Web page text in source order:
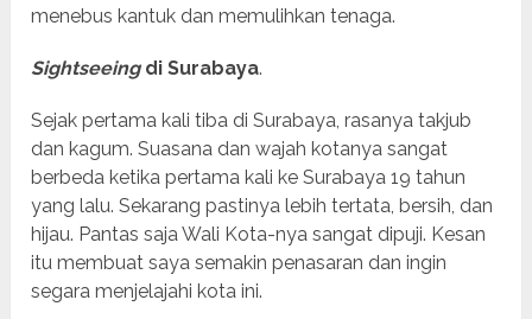
menebus kantuk dan memulihkan tenaga.
Sightseeingdi Surabaya.
Sejak pertama kali tiba di Surabaya, rasanya takjub
dan kagum. Suasana dan wajah kotanya sangat
berbeda ketika pertama kali ke Surabaya 19 tahun
yang lalu. Sekarang pastinya lebih tertata, bersih, dan
hijau. Pantas saja Wali Kota-nya sangat dipuji. Kesan
itu membuat saya semakin penasaran dan ingin
segara menjelajahi kota ini.